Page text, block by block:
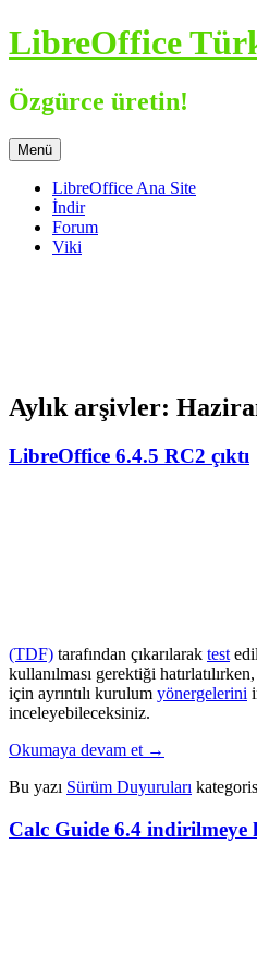
İçeriğe
atla
LibreOffice
Özgürce üretin!
Menü
LibreOffice Ana Site
İndir
Forum
Viki
Aylık arşivler:
LibreOffice 6.4.5 RC2 çıktı
(TDF) tarafından çıkarılarak test
kullanılması gerektiği
için ayrıntılı kurulum yönergelerini
inceleyebileceksiniz.
Okumaya devam et →
Bu yazı Sürüm Duyuruları
Calc Guide 6.4 indirilmeye